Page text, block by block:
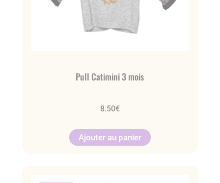
Pull Catimini 3 mois
8.50€
Ajouter au panier